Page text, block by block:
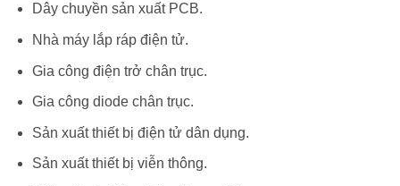
Dây chuyền sản xuất PCB.
Nhà máy lắp ráp điện tử.
Gia công điện trở chân trục.
Gia công diode chân trục.
Sản xuất thiết bị điện tử dân dụng.
Sản xuất thiết bị viễn thông.